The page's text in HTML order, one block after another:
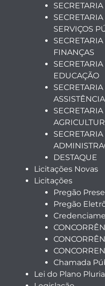
SERVIÇOS
FINANÇAS
EDUCAÇÃO
DESTAQUE
Licitações Novas
Licitações
Pregão
Pregão
Chamada
Lei do Plano